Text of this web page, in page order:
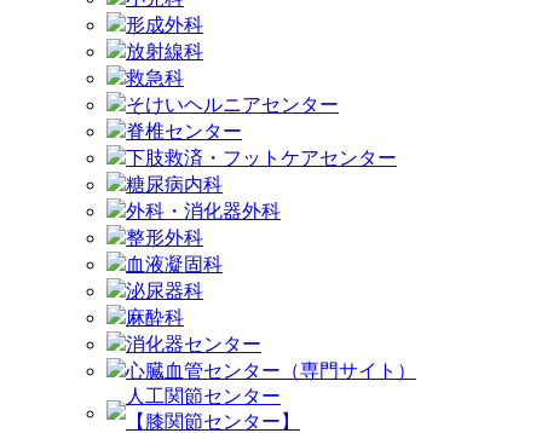
形成外科
放射線科
救急科
そけいヘルニアセンター
脊椎センター
下肢救済・フットケアセンター
糖尿病内科
外科・消化器外科
整形外科
血液凝固科
泌尿器科
麻酔科
消化器センター
心臓血管センター（専門サイト）
人工関節センター
【膝関節センター】